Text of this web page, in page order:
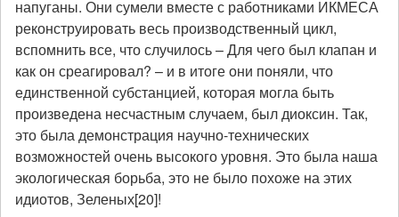
напуганы. Они сумели вместе с работниками ИКМЕСА
реконструировать весь производственный цикл,
вспомнить все, что случилось – Для чего был клапан и
как он среагировал? – и в итоге они поняли, что
единственной субстанцией, которая могла быть
произведена несчастным случаем, был диоксин. Так,
это была демонстрация научно-технических
возможностей очень высокого уровня. Это была наша
экологическая борьба, это не было похоже на этих
идиотов, Зеленых[20]!